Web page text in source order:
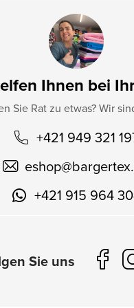
Ihnen bei
Sie Rat zu etwas? Wir
+421 949 321
eshop@
+421 915 964